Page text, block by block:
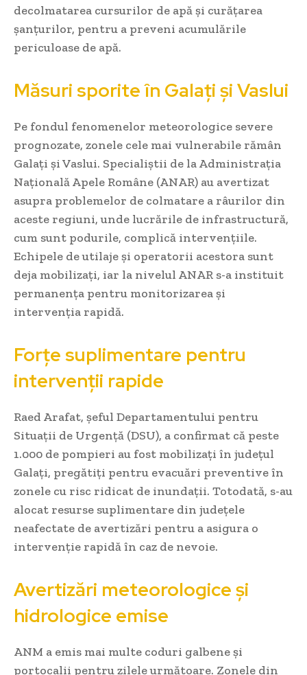
decolmatarea cursurilor de apă și curățarea
șanțurilor, pentru a preveni acumulările
periculoase de apă.
Măsuri sporite în Galați și Vaslui
Pe fondul fenomenelor meteorologice severe
prognozate, zonele cele mai vulnerabile rămân
Galați și Vaslui. Specialiștii de la Administrația
Națională Apele Române (ANAR) au avertizat
asupra problemelor de colmatare a râurilor din
aceste regiuni, unde lucrările de infrastructură,
cum sunt podurile, complică intervențiile.
Echipele de utilaje și operatorii acestora sunt
deja mobilizați, iar la nivelul ANAR s-a instituit
permanența pentru monitorizarea și
intervenția rapidă.
Forțe suplimentare pentru
intervenții rapide
Raed Arafat, șeful Departamentului pentru
Situații de Urgență (DSU), a confirmat că peste
1.000 de pompieri au fost mobilizați în județul
Galați, pregătiți pentru evacuări preventive în
zonele cu risc ridicat de inundații. Totodată, s-au
alocat resurse suplimentare din județele
neafectate de avertizări pentru a asigura o
intervenție rapidă în caz de nevoie.
Avertizări meteorologice și
hidrologice emise
ANM a emis mai multe coduri galbene și
portocalii pentru zilele următoare. Zonele din